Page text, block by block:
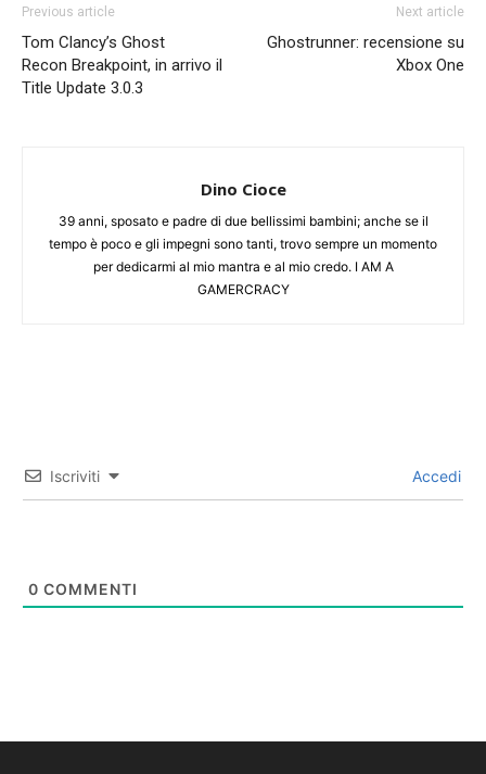
Previous article
Tom Clancy’s Ghost
Recon Breakpoint, in arrivo il
Title Update 3.0.3
Next article
Ghostrunner: recensione su
Xbox One
Dino Cioce
39 anni, sposato e padre di due bellissimi bambini; anche se il
tempo è poco e gli impegni sono tanti, trovo sempre un momento
per dedicarmi al mio mantra e al mio credo. I AM A
GAMERCRACY
Iscriviti Accedi
0 COMMENTI